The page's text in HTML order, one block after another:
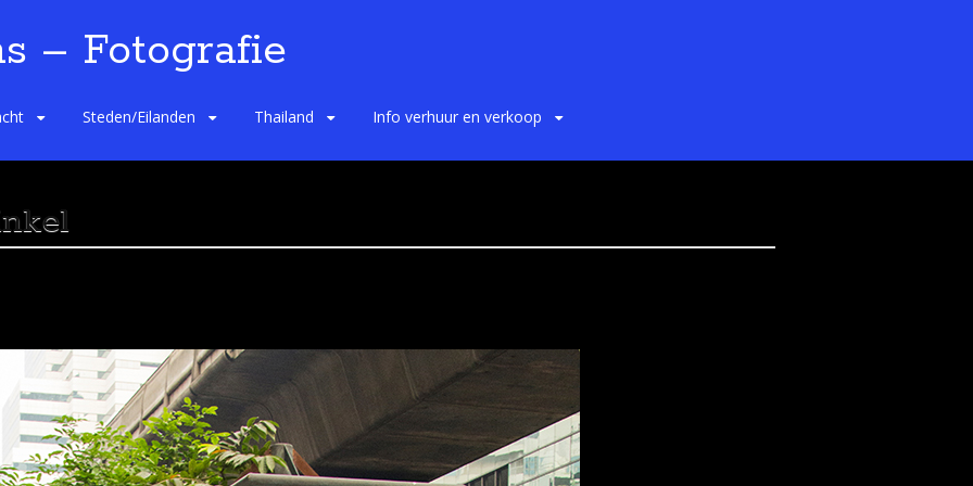
– Fotografie
Steden/Eilanden Thailand Info verhuur en verkoop